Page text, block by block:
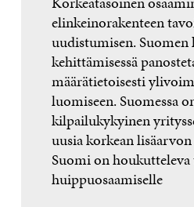
elinkeinorakenteen
uudistumisen.
kehittämisessä
määrätietoisesti
luomiseen. Suomessa
kilpailukykyinen
uusia korkean
Suomi on
huippuosaamiselle